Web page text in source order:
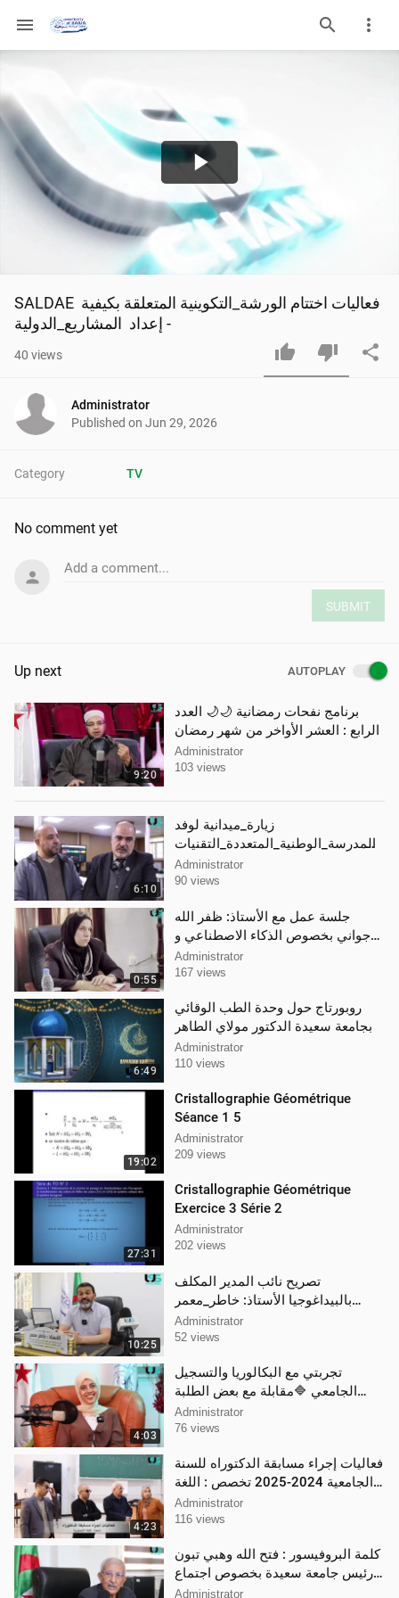
menu
Play
Video
SALDAE فعاليات اختتام الورشة_التكوينية المتعلقة بكيفية
إعداد  المشاريع_الدولية -
40 views
Administrator
Published on Jun 29, 2026
Category TV
No comment yet
Add a comment...
SUBMIT
Up next AUTOPLAY
9:20
برنامج نفحات رمضانية 🌙🌙 العدد
الرابع : العشر الأواخر من شهر رمضان
Administrator
103 views
6:10
زيارة_ميدانية لوفد
المدرسة_الوطنية_المتعددة_التقنيات
بوهران لهياكل جامعة سعيدة
Administrator
90 views
0:55
جلسة عمل مع الأستاذ: ظفر الله
جواني بخصوص الذكاء الاصطناعي و
Administrator
167 views
6:49
روبورتاج حول وحدة الطب الوقائي
بجامعة سعيدة الدكتور مولاي الطاهر
Administrator
110 views
19:02
Cristallographie Géométrique
Séance 1 5
Administrator
209 views
27:31
Cristallographie Géométrique
Exercice 3 Série 2
Administrator
202 views
10:25
تصريح نائب المدير المكلف
بالبيداغوجيا الأستاذ: خاطر_معمر
جامعة_سعيدة حول تنظيم
الامتحانات_الجامعية
Administrator
52 views
4:03
تجربتي مع البكالوريا والتسجيل
الجامعي 🔷مقابلة مع بعض الطلبة
الجدد المتحصلين على
شهادة_البكالوريا
Administrator
76 views
4:23
فعاليات إجراء مسابقة الدكتوراه للسنة
الجامعية 2024-2025 تخصص : اللغة
الانجليزية
Administrator
116 views
كلمة البروفيسور : فتح الله وهبي تبون
رئيس جامعة سعيدة بخصوص اجتماع
المجلس العلمي للجامعة
Administrator